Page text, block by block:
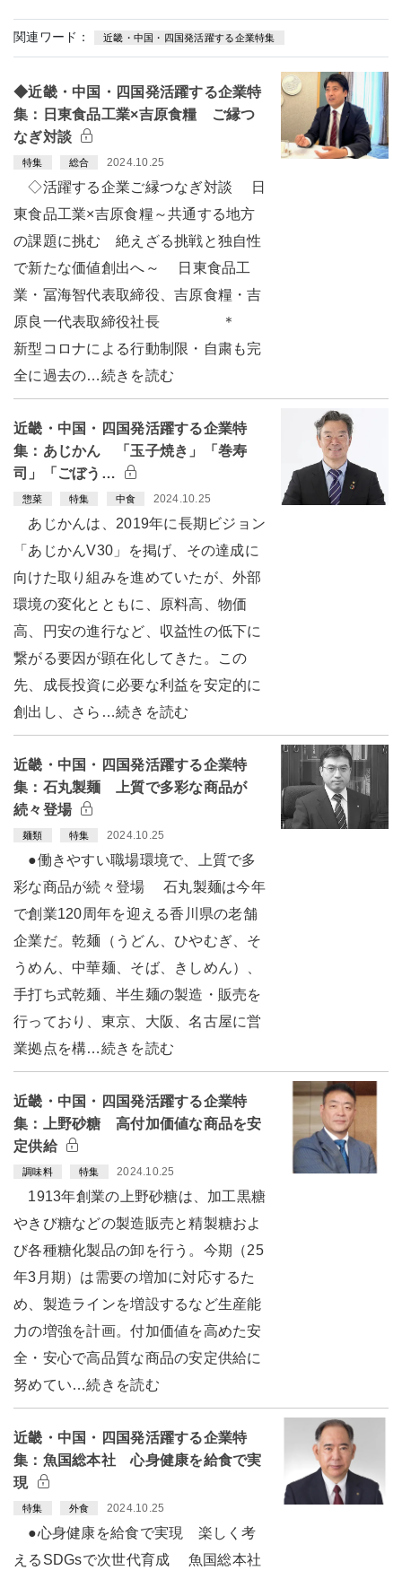
関連ワード： 近畿・中国・四国発活躍する企業特集
◆近畿・中国・四国発活躍する企業特
集：日東食品工業×吉原食糧 ご縁つ
なぎ対談
特集 総合 2024.10.25
◇活躍する企業ご縁つなぎ対談 日
東食品工業×吉原食糧～共通する地方
の課題に挑む 絶えざる挑戦と独自性
で新たな価値創出へ～ 日東食品工
業・冨海智代表取締役、吉原食糧・吉
原良一代表取締役社長 ＊
新型コロナによる行動制限・自粛も完
全に過去の…続きを読む
近畿・中国・四国発活躍する企業特
集：あじかん 「玉子焼き」「巻寿
司」「ごぼう…
惣菜 特集 中食 2024.10.25
あじかんは、2019年に長期ビジョン
「あじかんV30」を掲げ、その達成に
向けた取り組みを進めていたが、外部
環境の変化とともに、原料高、物価
高、円安の進行など、収益性の低下に
繋がる要因が顕在化してきた。この
先、成長投資に必要な利益を安定的に
創出し、さら…続きを読む
近畿・中国・四国発活躍する企業特
集：石丸製麺 上質で多彩な商品が
続々登場
麺類 特集 2024.10.25
●働きやすい職場環境で、上質で多
彩な商品が続々登場 石丸製麺は今年
で創業120周年を迎える香川県の老舗
企業だ。乾麺（うどん、ひやむぎ、そ
うめん、中華麺、そば、きしめん）、
手打ち式乾麺、半生麺の製造・販売を
行っており、東京、大阪、名古屋に営
業拠点を構…続きを読む
近畿・中国・四国発活躍する企業特
集：上野砂糖 高付加価値な商品を安
定供給
調味料 特集 2024.10.25
1913年創業の上野砂糖は、加工黒糖
やきび糖などの製造販売と精製糖およ
び各種糖化製品の卸を行う。今期（25
年3月期）は需要の増加に対応するた
め、製造ラインを増設するなど生産能
力の増強を計画。付加価値を高めた安
全・安心で高品質な商品の安定供給に
努めてい…続きを読む
近畿・中国・四国発活躍する企業特
集：魚国総本社 心身健康を給食で実
現
特集 外食 2024.10.25
●心身健康を給食で実現 楽しく考
えるSDGsで次世代育成 魚国総本社